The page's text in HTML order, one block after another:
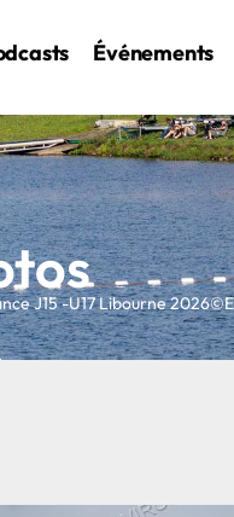
Événements
J15 -U17 Libourne